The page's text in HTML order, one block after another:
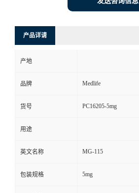
产品详请
产地
品牌 Medlife
货号 PC16205-5mg
用途
英文名称 MG-115
包装规格 5mg